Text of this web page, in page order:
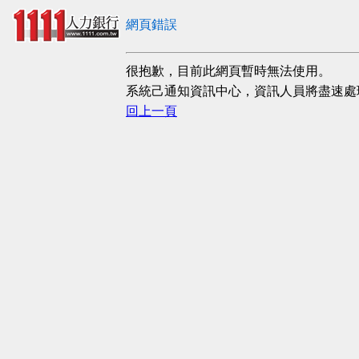
網頁錯誤
很抱歉，目前此網頁暫時無法使用。
系統己通知資訊中心，資訊人員將盡速
回上一頁